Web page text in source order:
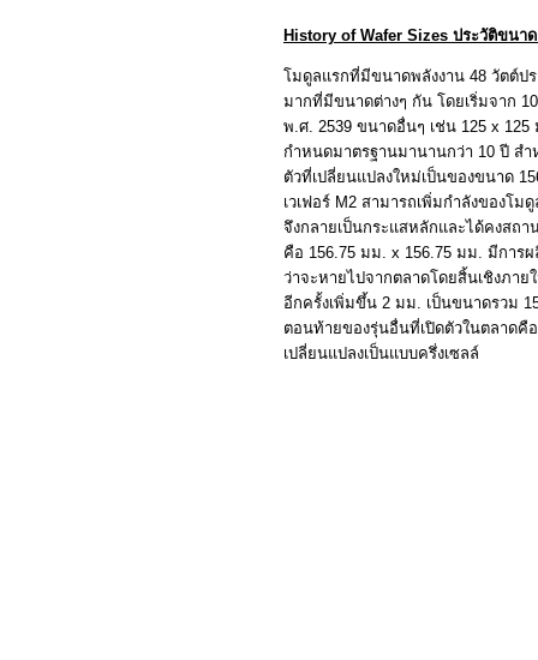
History of Wafer Sizes ประวัติขนาด
โมดูลแรกที่มีขนาดพลังงาน 48 วัตต์ป
มากที่มีขนาดต่างๆ กัน โดยเริ่มจาก
พ.ศ. 2539 ขนาดอื่นๆ เช่น 125 x 125
กำหนดมาตรฐานมานานกว่า 10 ปี สำ
ตัวที่เปลี่ยนแปลงใหม่เป็นของขนาด
เวเฟอร์ M2 สามารถเพิ่มกำลังของโม
จึงกลายเป็นกระแสหลักและได้คงสถ
คือ 156.75 มม. x 156.75 มม. มีการ
ว่าจะหายไปจากตลาดโดยสิ้นเชิงภา
อีกครั้งเพิ่มขึ้น 2 มม. เป็นขนาดรวม
ตอนท้ายของรุ่นอื่นที่เปิดตัวในตลาดคื
เปลี่ยนแปลงเป็นแบบครึ่งเซลล์